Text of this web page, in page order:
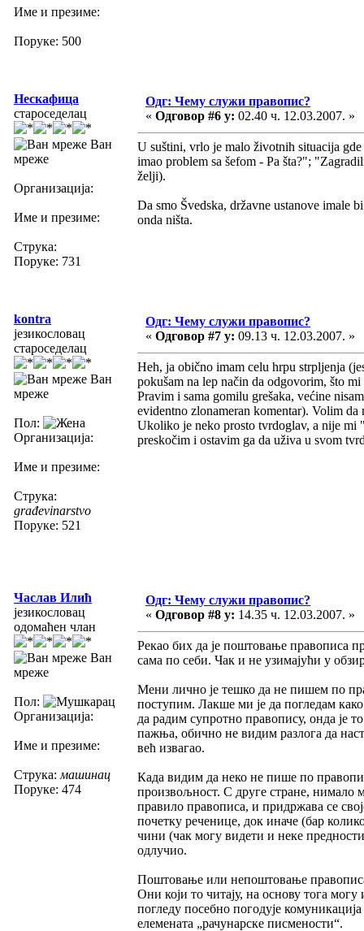
Име и презиме:
Поруке: 500
Нескафица
староседелац
Ван
мреже
Организација:
Име и презиме:
Струка:
Поруке: 731
Одг: Чему служи правопис?
« Одговор #6 у: 02.40 ч. 12.03.2007. »
U suštini, vrlo je malo životnih situacija
imao problem sa šefom - Pa šta?";
želji).
Da smo Švedska, državne ustanove imale
onda ništa.
kontra
језикословац
староседелац
Ван
мреже
Пол:
Организација:
Име и презиме:
Струка:
građevinarstvo
Поруке: 521
Одг: Чему служи правопис?
« Одговор #7 у: 09.13 ч. 12.03.2007. »
Heh, ja obično imam celu hrpu strpljenja
pokušam na lep način da odgovorim, što
Pravim i sama gomilu grešaka, većine
evidentno zlonameran komentar). Volim
Ukoliko je neko prosto tvrdoglav, a nije mi
preskočim i ostavim ga da uživa u svom
Часлав Илић
језикословац
одомаћен члан
Ван
мреже
Пол:
Организација:
Име и презиме:
Струка: машинац
Поруке: 474
Одг: Чему служи правопис?
« Одговор #8 у: 14.35 ч. 12.03.2007. »
Рекао бих да је поштовање правописа
сама по себи. Чак и не узимајући у
Мени лично је тешко да не пишем по
поступим. Лакше ми је да погледам
да радим супротно правопису, онда је
пажња, обично не видим разлога да
већ извагао.
Када видим да неко не пише по
произвољност. С друге стране, нимало
правило правописа, и придржава се
почетку реченице, док иначе (бар
чини (чак могу видети и неке
одлучио.
Поштовање или непоштовање
Они који то читају, на основу тога
погледу посебно погодује
елемената „рачунарске писмености“.